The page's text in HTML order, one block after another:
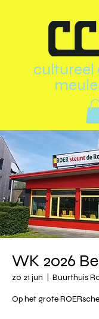
cultureel
WK 2026
zo 21 jun Buurthuis
Op het grote